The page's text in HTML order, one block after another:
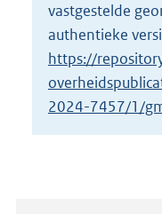
vastgestelde
authentieke
https://
2024-7457/1/